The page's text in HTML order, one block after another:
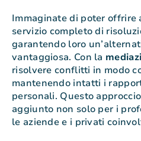
Immaginate di poter offrire
servizio completo di
garantendo loro
vantaggiosa. Con la
risolvere conflitti in modo
mantenendo intatti i
personali. Questo
aggiunto non solo per i
le aziende e i privati